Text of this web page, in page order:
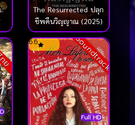
The Resurrected ปลุก
ชีพคืนวิญญาณ (2025)
ย Soundtrack
Full HD
6.6